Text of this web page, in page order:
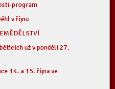
program
v říjnu
už v pondělí 27.
14. a 15. října ve